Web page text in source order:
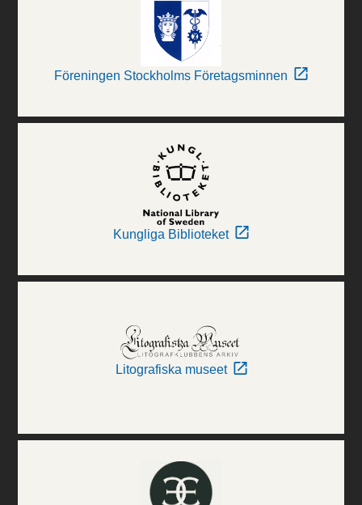
Föreningen Stockholms Företagsminnen
Kungliga Biblioteket
Litografiska museet